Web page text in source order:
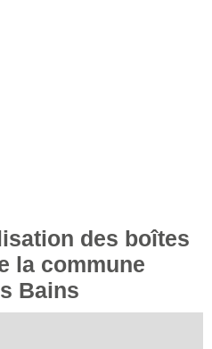
des boîtes
la commune
Bains